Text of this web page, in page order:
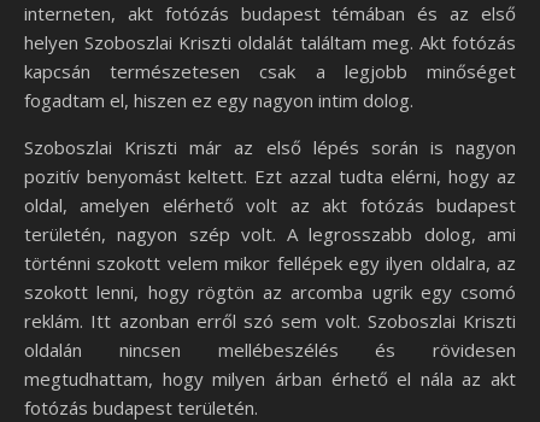
interneten, akt fotózás budapest témában és az első
helyen Szoboszlai Kriszti oldalát találtam meg. Akt fotózás
kapcsán természetesen csak a legjobb minőséget
fogadtam el, hiszen ez egy nagyon intim dolog.
Szoboszlai Kriszti már az első lépés során is nagyon
pozitív benyomást keltett. Ezt azzal tudta elérni, hogy az
oldal, amelyen elérhető volt az akt fotózás budapest
területén, nagyon szép volt. A legrosszabb dolog, ami
történni szokott velem mikor fellépek egy ilyen oldalra, az
szokott lenni, hogy rögtön az arcomba ugrik egy csomó
reklám. Itt azonban erről szó sem volt. Szoboszlai Kriszti
oldalán nincsen mellébeszélés és rövidesen
megtudhattam, hogy milyen árban érhető el nála az akt
fotózás budapest területén.